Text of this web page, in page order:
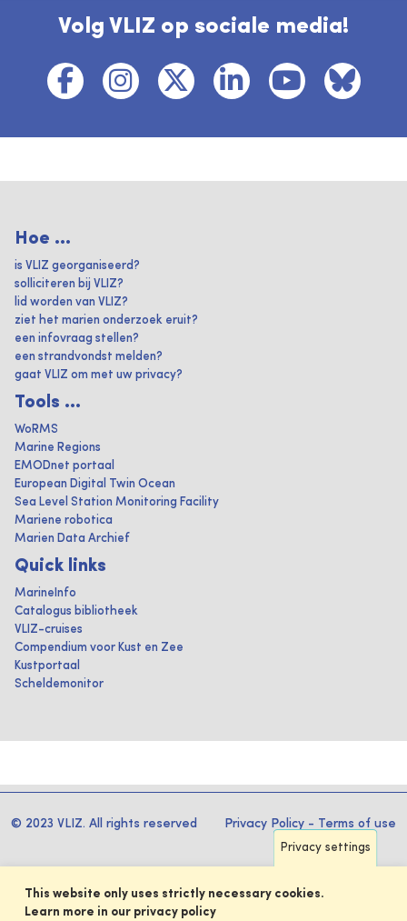
Volg VLIZ op sociale media!
Hoe ...
is VLIZ georganiseerd?
solliciteren bij VLIZ?
lid worden van VLIZ?
ziet het marien onderzoek eruit?
een infovraag stellen?
een strandvondst melden?
gaat VLIZ om met uw privacy?
Tools ...
WoRMS
Marine Regions
EMODnet portaal
European Digital Twin Ocean
Sea Level Station Monitoring Facility
Mariene robotica
Marien Data Archief
Quick links
MarineInfo
Catalogus bibliotheek
VLIZ-cruises
Compendium voor Kust en Zee
Kustportaal
Scheldemonitor
© 2023 VLIZ. All rights reserved Privacy Policy - Terms of use
Privacy settings
This website only uses strictly necessary cookies.
Learn more in our privacy policy